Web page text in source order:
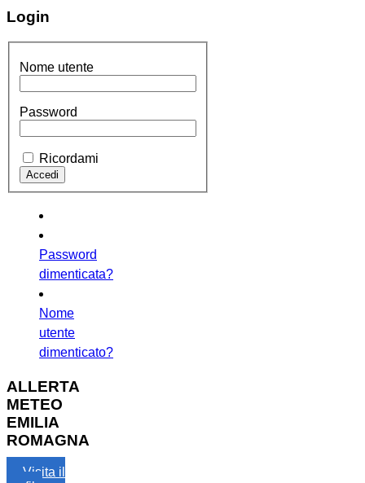
Login
Nome utente
Password
Ricordami
Password
dimenticata?
Nome
utente
dimenticato?
ALLERTA
METEO
EMILIA
ROMAGNA
Visita il